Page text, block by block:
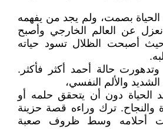
بصمت، ولم يجد من يفهمه
عن العالم الخارجي وأصبح
أصبحت الظلال تسود حياته
حالة أحمد أكثر فأكثر.
والألم النفسي،
الحياة دون أن يتحقق حلمه أو
ترك وراءه قصة حزينة
أحلامه وسط ظروف صعبة